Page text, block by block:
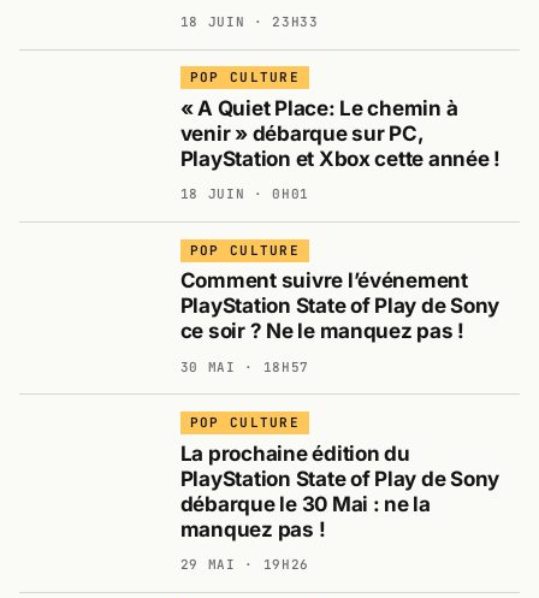
18 JUIN · 23H33
POP CULTURE
« A Quiet Place: Le chemin à
venir » débarque sur PC,
PlayStation et Xbox cette année !
18 JUIN · 0H01
POP CULTURE
Comment suivre l’événement
PlayStation State of Play de Sony
ce soir ? Ne le manquez pas !
30 MAI · 18H57
POP CULTURE
La prochaine édition du
PlayStation State of Play de Sony
débarque le 30 Mai : ne la
manquez pas !
29 MAI · 19H26